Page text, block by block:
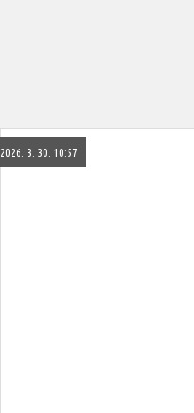
2026. 3. 30. 10:57